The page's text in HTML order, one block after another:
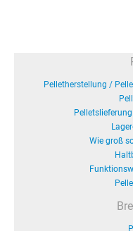
Pelletherstellung /
Wie groß